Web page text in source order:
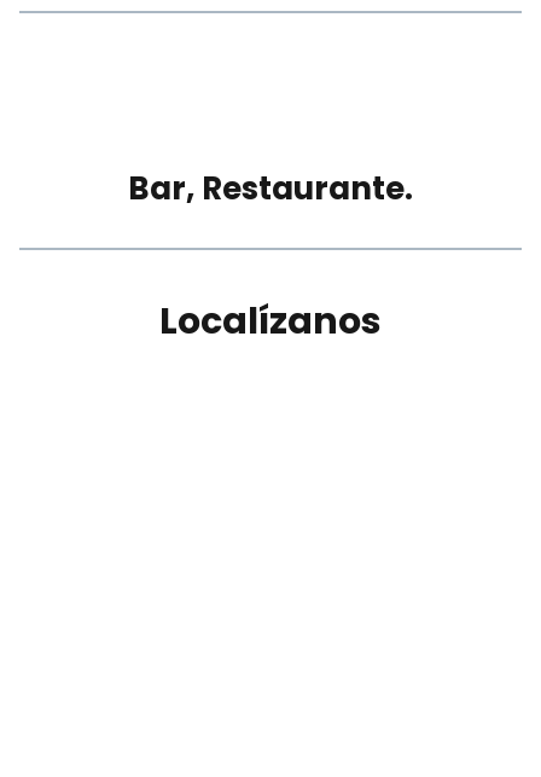
Bar, Restaurante.
Localízanos